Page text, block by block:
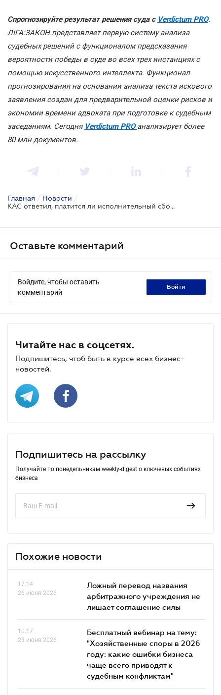
Спрогнозируйте результат решения суда с Verdictum PRO.
ЛІГА:ЗАКОН представляет первую систему анализа
судебных решений с функционалом предсказания
вероятности победы в суде во всех трех инстанциях с
помощью искусственного интеллекта. Функционал
прогнозирования на основании анализа текста искового
заявления создан для предварительной оценки рисков и
экономии времени адвоката при подготовке к судебным
заседаниям. Сегодня Verdictum PROанализирует более
80 млн документов.
Главная / Новости /
КАС ответил, платится ли исполнительный сбор без реального взыскания долга
Оставьте комментарий
Войдите, чтобы оставить
комментарий
войти
Читайте нас в соцсетях.
Подпишитесь, чтоб быть в курсе всех бизнес-
новостей.
Подпишитесь на рассылку
Получайте по понедельникам weekly-digest о ключевых событиях
бизнеса
Похожие новости
17.14
26 июня 2026
Ложный перевод названия
арбитражного учреждения не
лишает соглашение силы
10.17
23 июня 2026
Бесплатный вебинар на тему:
"Хозяйственные споры в 2026
году: какие ошибки бизнеса
чаще всего приводят к
судебным конфликтам"